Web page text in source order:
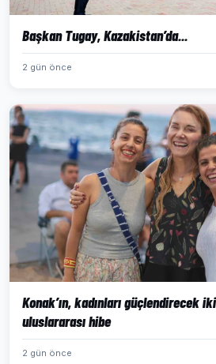
Başkan Tugay, Kazakistan’da...
2 gün önce
Konak’ın, kadınları güçlendirecek
uluslararası hibe
2 gün önce